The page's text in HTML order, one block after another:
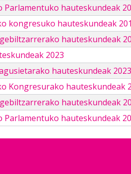
Parlamentuko hauteskundeak
kongresuko hauteskundeak
hauteskundeak
2023
hauteskundeak 2023
Kongresurako hauteskundeak
hauteskundeak
Parlamentuko hauteskundeak